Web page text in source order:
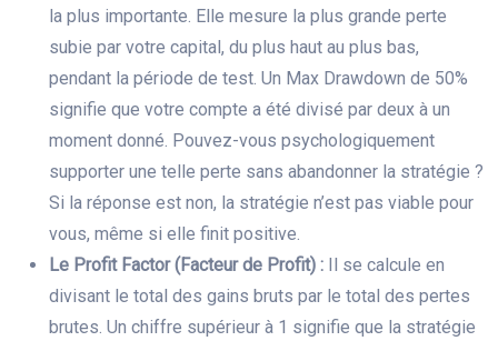
la plus importante. Elle mesure la plus grande perte
subie par votre capital, du plus haut au plus bas,
pendant la période de test. Un Max Drawdown de 50%
signifie que votre compte a été divisé par deux à un
moment donné. Pouvez-vous psychologiquement
supporter une telle perte sans abandonner la stratégie ?
Si la réponse est non, la stratégie n’est pas viable pour
vous, même si elle finit positive.
Le Profit Factor (Facteur de Profit) : Il se calcule en
divisant le total des gains bruts par le total des pertes
brutes. Un chiffre supérieur à 1 signifie que la stratégie